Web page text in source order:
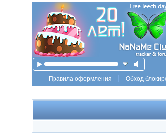
Правила оформления Обход